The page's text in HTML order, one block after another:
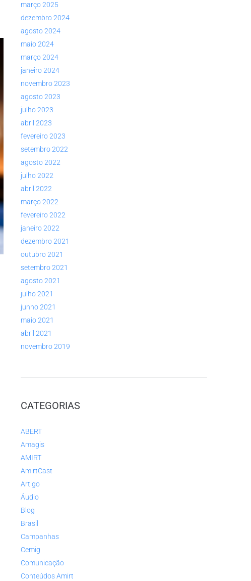
março 2025
dezembro 2024
agosto 2024
maio 2024
março 2024
janeiro 2024
novembro 2023
agosto 2023
julho 2023
abril 2023
fevereiro 2023
setembro 2022
agosto 2022
julho 2022
abril 2022
março 2022
fevereiro 2022
janeiro 2022
dezembro 2021
outubro 2021
setembro 2021
agosto 2021
julho 2021
junho 2021
maio 2021
abril 2021
novembro 2019
CATEGORIAS
ABERT
Amagis
AMIRT
AmirtCast
Artigo
Áudio
Blog
Brasil
Campanhas
Cemig
Comunicação
Conteúdos Amirt